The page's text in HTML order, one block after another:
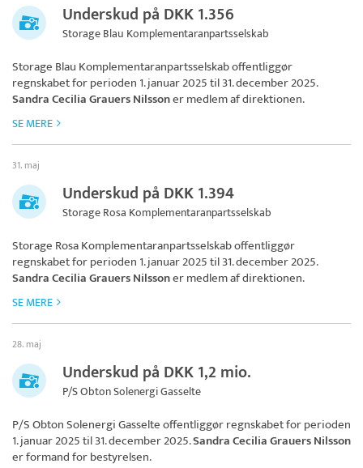
Underskud på DKK 1.356
Storage Blau Komplementaranpartsselskab
Storage Blau Komplementaranpartsselskaboffentliggør
regnskabet for perioden 1. januar 2025 til 31. december 2025.
Sandra Cecilia Grauers Nilssoner medlem af direktionen.
SE MERE
31. maj
Underskud på DKK 1.394
Storage Rosa Komplementaranpartsselskab
Storage Rosa Komplementaranpartsselskaboffentliggør
regnskabet for perioden 1. januar 2025 til 31. december 2025.
Sandra Cecilia Grauers Nilssoner medlem af direktionen.
SE MERE
28. maj
Underskud på DKK 1,2 mio.
P/S Obton Solenergi Gasselte
P/S Obton Solenergi Gasselteoffentliggør regnskabet for perioden
1. januar 2025 til 31. december 2025.Sandra Cecilia Grauers Nilsson
er formand for bestyrelsen.